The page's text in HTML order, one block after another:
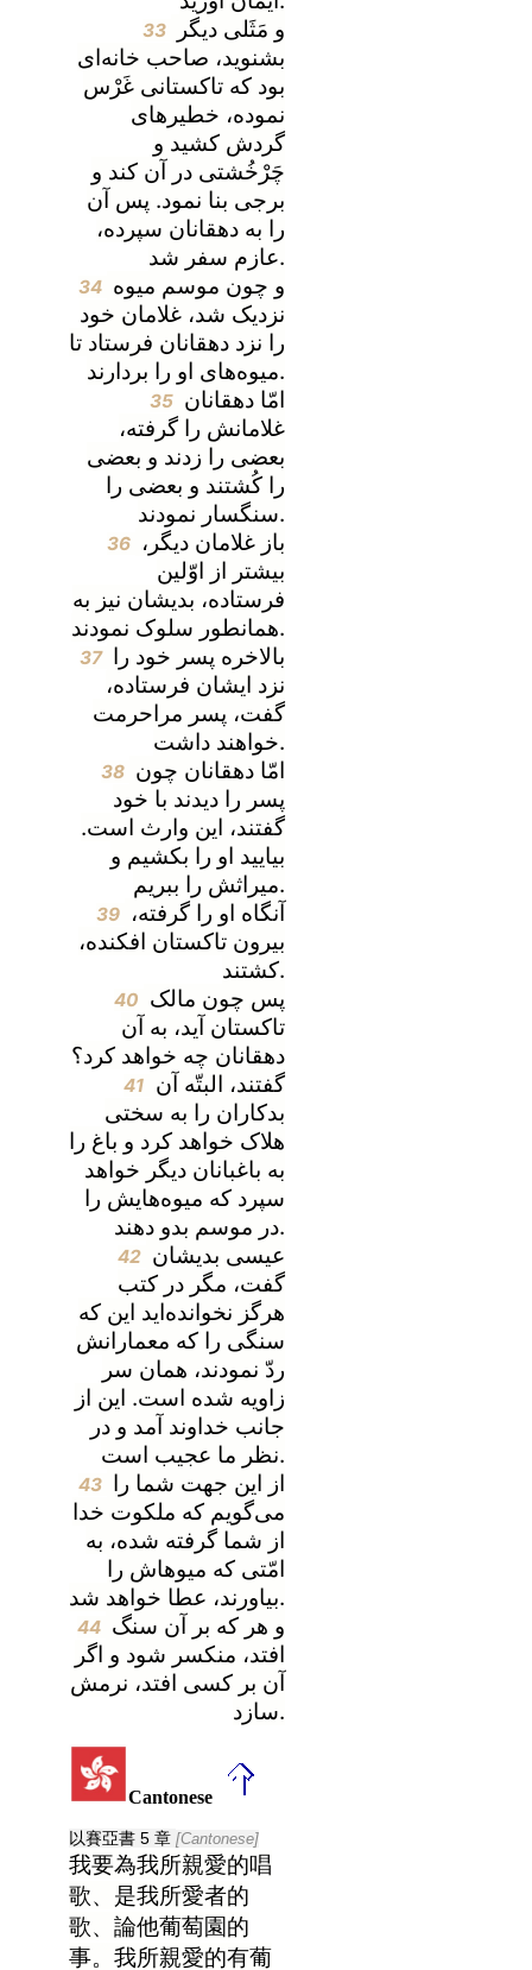
33
بشنوید، صاحب خانه‌ای
بود که تاکستانی غَرْس
نموده، خطیرهای
گردش کشید و
چَرْخُشتی در آن کند و
برجی بنا نمود. پس آن
را به دهقانان سپرده،
عازم سفر شد.
34
نزدیک شد، غلامان خود
را نزد دهقانان فرستاد تا
میوه‌های او را بردارند.
35
غلامانش را گرفته،
بعضی را زدند و بعضی
را کُشتند و بعضی را
سنگسار نمودند.
36
بیشتر از اوّلین
فرستاده، بدیشان نیز به
همانطور سلوک نمودند.
37
نزد ایشان فرستاده،
گفت، پسر مراحرمت
خواهند داشت.
38
پسر را دیدند با خود
گفتند، این وارث است.
بیایید او را بکشیم و
میراثش را ببریم.
39
بیرون تاکستان افکنده،
کشتند.
40
تاکستان آید، به آن
دهقانان چه خواهد کرد؟
41
بدکاران را به سختی
هلاک خواهد کرد و باغ را
به باغبانان دیگر خواهد
سپرد که میوه‌هایش را
در موسم بدو دهند.
42
گفت، مگر در کتب
هرگز نخوانده‌اید این که
سنگی را که معمارانش
ردّ نمودند، همان سر
زاویه شده است. این از
جانب خداوند آمد و در
نظر ما عجیب است.
43
می‌گویم که ملکوت خدا
از شما گرفته شده، به
امّتی که میوهاش را
بیاورند، عطا خواهد شد.
44
افتد، منکسر شود و اگر
آن بر کسی افتد، نرمش
سازد.
Cantonese
以賽亞書 5 章 [Cantonese]
我要為我所親愛的唱
歌、是我所愛者的
歌、論他葡萄園的
事。我所親愛的有葡